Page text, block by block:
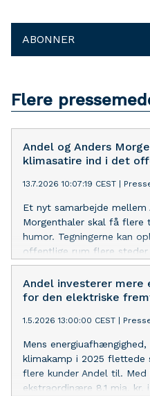
ABONNER
Flere
Andel og Anders
klimasatire ind i det
13.7.2026 10:07:19 CEST
Et nyt samarbejde mellem
Morgenthaler skal få
humor. Tegningerne kan
offentlige rum flere steder
Andel investerer mere
for den elektriske
1.5.2026 13:00:00 CEST
Mens
klimakamp i 2025
flere kunder Andel til. Med
ekstraordinære 8,1 mia.